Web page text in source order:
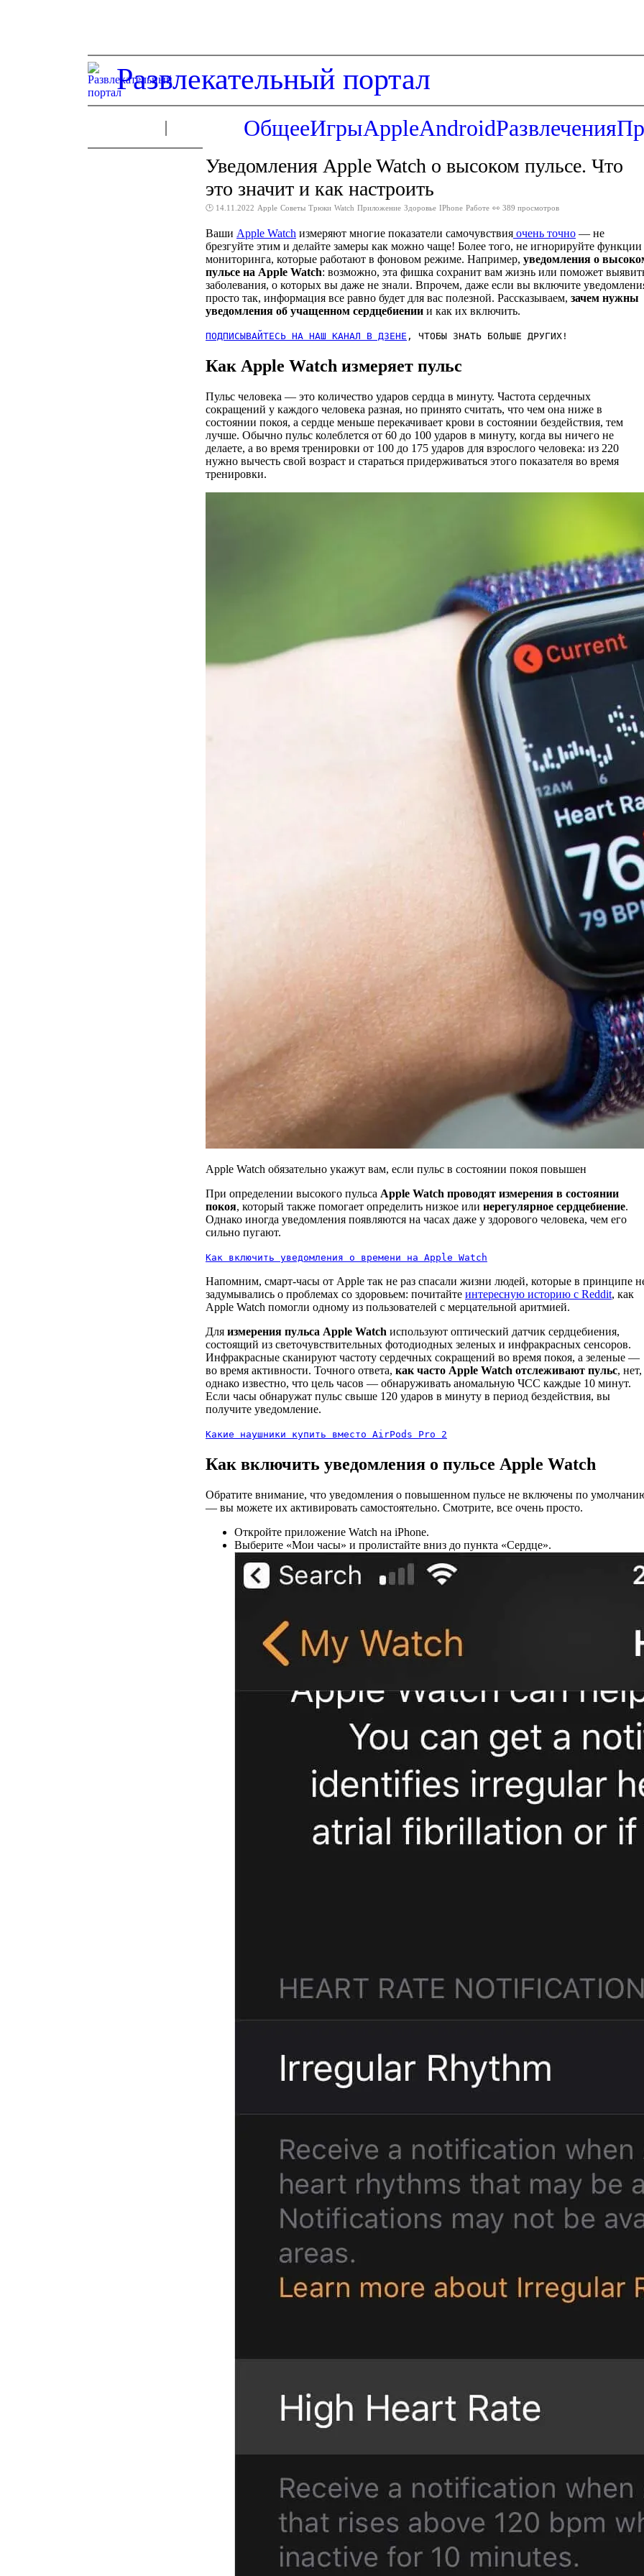
Развлекательный портал
ОбщееИгрыAppleAndroidРазвлечения
Уведомления Apple Watch о высоком пульсе. Что
это значит и как настроить
🕑 14.11.2022 Apple Советы Трюки Watch Приложение Здоровье IPhone Работе 👀 389 просмотров
Ваши Apple Watch измеряют многие показатели самочувствия очень точно — не
брезгуйте этим и делайте замеры как можно чаще! Более того, не игнорируйте функции
мониторинга, которые работают в фоновом режиме. Например, уведомления о
пульсе на Apple Watch: возможно, эта фишка сохранит вам жизнь или поможет
заболевания, о которых вы даже не знали. Впрочем, даже если вы включите
просто так, информация все равно будет для вас полезной. Рассказываем, зачем нужны
уведомления об учащенном сердцебиении и как их включить.
ПОДПИСЫВАЙТЕСЬ НА НАШ КАНАЛ В ДЗЕНЕ , ЧТОБЫ ЗНАТЬ БОЛЬШЕ ДРУГИХ!
Как Apple Watch измеряет пульс
Пульс человека — это количество ударов сердца в минуту. Частота сердечных
сокращений у каждого человека разная, но принято считать, что чем она ниже в
состоянии покоя, а сердце меньше перекачивает крови в состоянии бездействия, тем
лучше. Обычно пульс колеблется от 60 до 100 ударов в минуту, когда вы ничего не
делаете, а во время тренировки от 100 до 175 ударов для взрослого человека: из 220
нужно вычесть свой возраст и стараться придерживаться этого показателя во время
тренировки.
Apple Watch обязательно укажут вам, если пульс в состоянии покоя повышен
При определении высокого пульса Apple Watch проводят измерения в состоянии
покоя, который также помогает определить низкое или нерегулярное сердцебиение.
Однако иногда уведомления появляются на часах даже у здорового человека, чем его
сильно пугают.
Как включить уведомления о времени на Apple Watch
Напомним, смарт-часы от Apple так не раз спасали жизни людей, которые в принципе
задумывались о проблемах со здоровьем: почитайте интересную историю с Reddit, как
Apple Watch помогли одному из пользователей с мерцательной аритмией.
Для измерения пульса Apple Watch используют оптический датчик сердцебиения,
состоящий из светочувствительных фотодиодных зеленых и инфракрасных сенсоров.
Инфракрасные сканируют частоту сердечных сокращений во время покоя, а зеленые —
во время активности. Точного ответа, как часто Apple Watch отслеживают пульс, нет,
однако известно, что цель часов — обнаруживать аномальную ЧСС каждые 10 минут.
Если часы обнаружат пульс свыше 120 ударов в минуту в период бездействия, вы
получите уведомление.
Какие наушники купить вместо AirPods Pro 2
Как включить уведомления о пульсе Apple Watch
Обратите внимание, что уведомления о повышенном пульсе не включены по
— вы можете их активировать самостоятельно. Смотрите, все очень просто.
Откройте приложение Watch на iPhone.
Выберите «Мои часы» и пролистайте вниз до пункта «Сердце».